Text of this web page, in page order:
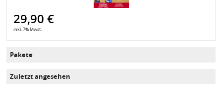
29,90 €
inkl. 7% Mwst.
Pakete
Zuletzt angesehen